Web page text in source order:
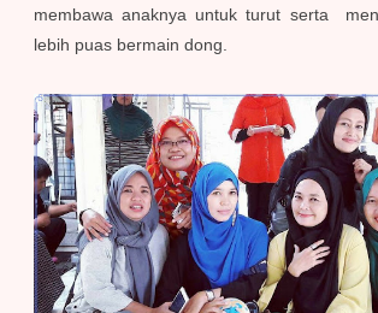
membawaanaknya untukturut serta
lebih puas bermain dong.